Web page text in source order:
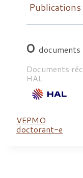
Publications
0 documents
Documents
HAL
VEPMO
doctorant-e